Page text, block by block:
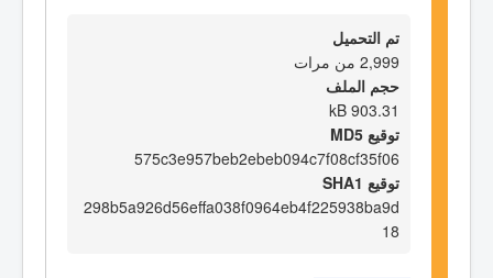
تم التحميل
2,999 من مرات
حجم الملف
903.31 kB
توقيع MD5
575c3e957beb2ebeb094c7f08cf35f06
توقيع SHA1
298b5a926d56effa038f0964eb4f225938ba9d
18